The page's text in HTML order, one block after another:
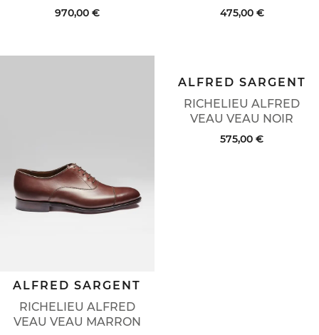
970,00 € 475,00 €
RICHELIEU ALFRED
VEAU VEAU MARRON
ALFRED SARGENT
RICHELIEU ALFRED
VEAU VEAU NOIR
ALFRED SARGENT
575,00 €